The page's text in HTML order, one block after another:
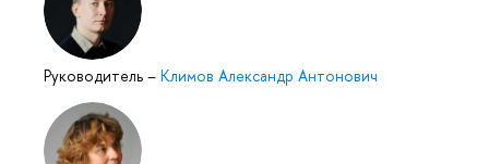
Руководитель – Климов Александр Антонович